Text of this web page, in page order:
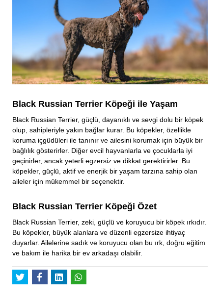
Black Russian Terrier Köpeği ile Yaşam
Black Russian Terrier, güçlü, dayanıklı ve sevgi dolu bir köpek
olup, sahipleriyle yakın bağlar kurar. Bu köpekler, özellikle
koruma içgüdüleri ile tanınır ve ailesini korumak için büyük bir
bağlılık gösterirler. Diğer evcil hayvanlarla ve çocuklarla iyi
geçinirler, ancak yeterli egzersiz ve dikkat gerektirirler. Bu
köpekler, güçlü, aktif ve enerjik bir yaşam tarzına sahip olan
aileler için mükemmel bir seçenektir.
Black Russian Terrier Köpeği Özet
Black Russian Terrier, zeki, güçlü ve koruyucu bir köpek ırkıdır.
Bu köpekler, büyük alanlara ve düzenli egzersize ihtiyaç
duyarlar. Ailelerine sadık ve koruyucu olan bu ırk, doğru eğitim
ve bakım ile harika bir ev arkadaşı olabilir.